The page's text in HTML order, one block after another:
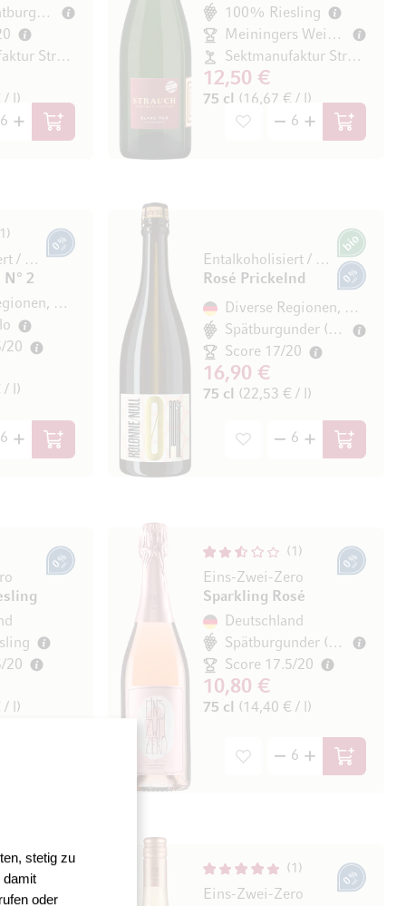
stetig zu
damit
oder
100% Spätburgunder (Pinot Noir)
Sektmanufaktur Strauch
/ l)
In den Warenkorb
100% Riesling
Meiningers Weinwelt 87/100
Sektmanufaktur Strauch
12,50 €
75 cl (16,67 € / l)
In den
1
Entalkoholisiert / désalcoolisé
N° 2
0% vol.
Diverse Regionen, Deutschland
20
/ l)
In den Warenkorb
Entalkoholisiert / désalcoolisé
Rosé Prickelnd
Bio
0% vol.
Diverse Regionen, Deutschland
Spätburgunder (Pinot Noir)
Score 17/20
16,90 €
75 cl (22,53 € / l)
In den
0% vol.
20
/ l)
1
Eins-Zwei-Zero
Sparkling Rosé
0% vol.
Deutschland
Spätburgunder (Pinot Noir)
Score 17.5/20
10,80 €
75 cl (14,40 € / l)
In den
1
Eins-Zwei-Zero
0% vol.